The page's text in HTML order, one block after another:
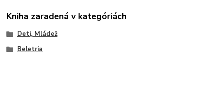
Kniha zaradená v kategóriách
Deti, Mládež
Beletria